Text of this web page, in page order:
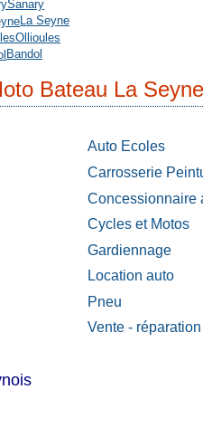
Sanary
La Seyne
Ollioules
Bandol
Bateau La Seyne
Auto Ecoles
Carrosserie
Concessionnaire
Cycles et Motos
Gardiennage
Location auto
Pneu
Vente - réparation